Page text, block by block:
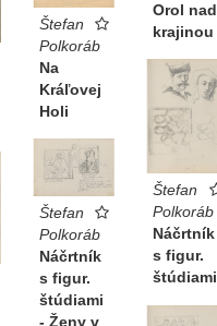
Štefan
Polkoráb
Na
Kráľovej
Holi
Orol nad
krajinou
Štefan
Polkoráb
Náčrtník
s figur.
štúdiami
Štefan
Polkoráb
Náčrtník
s figur.
štúdiami
- Ženy v